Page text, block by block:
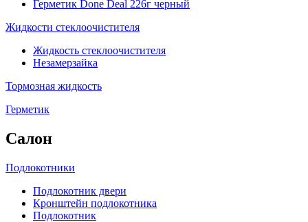
Герметик Done Deal 226г черный
Жидкости стеклоочистителя
Жидкость стеклоочистителя
Незамерзайка
Тормозная жидкость
Герметик
Салон
Подлокотники
Подлокотник двери
Кронштейн подлокотника
Подлокотник